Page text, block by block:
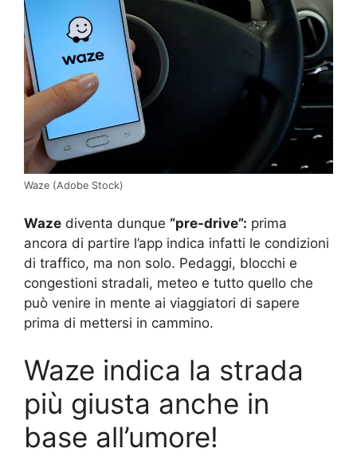
Waze (Adobe Stock)
Waze diventa dunque “pre-drive”: prima
ancora di partire l’app indica infatti le condizioni
di traffico, ma non solo. Pedaggi, blocchi e
congestioni stradali, meteo e tutto quello che
può venire in mente ai viaggiatori di sapere
prima di mettersi in cammino.
Waze indica la strada
più giusta anche in
base all’umore!